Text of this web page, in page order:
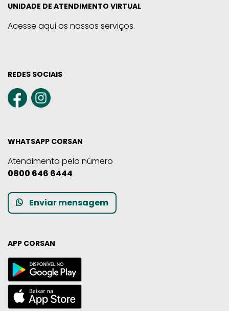
UNIDADE DE ATENDIMENTO VIRTUAL
Acesse aqui os nossos serviços.
REDES SOCIAIS
WHATSAPP CORSAN
Atendimento pelo número
0800 646 6444
Enviar mensagem
APP CORSAN